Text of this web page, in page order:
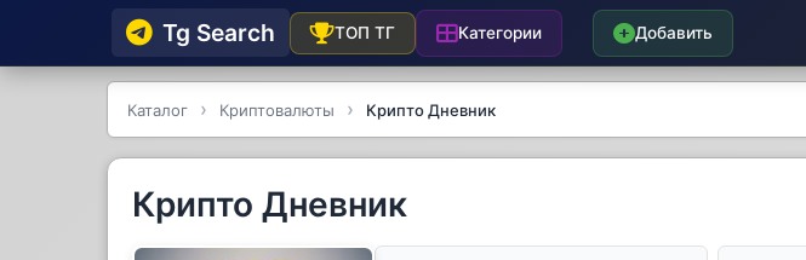
Tg Searсh ТОП ТГ Категории Добавить
Каталог Криптовалюты Крипто Дневник
Крипто Дневник